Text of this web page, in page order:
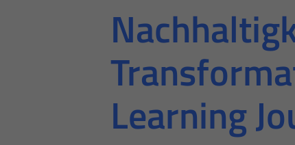
Learning
Notwendig
Diese werden für die Grundfunktionen